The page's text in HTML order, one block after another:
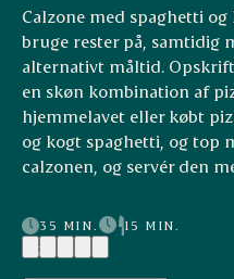
Calzone med spaghetti
bruge rester på, samtidig
alternativt måltid.
en skøn kombination af
hjemmelavet eller købt
og kogt spaghetti, og top
calzonen, og servér den
35 MIN.
15 MIN.
(2)